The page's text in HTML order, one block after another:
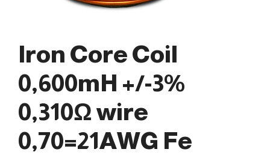
Iron Core Coil
0,600mH +/-3%
0,310Ω wire
0,70=21AWG Fe